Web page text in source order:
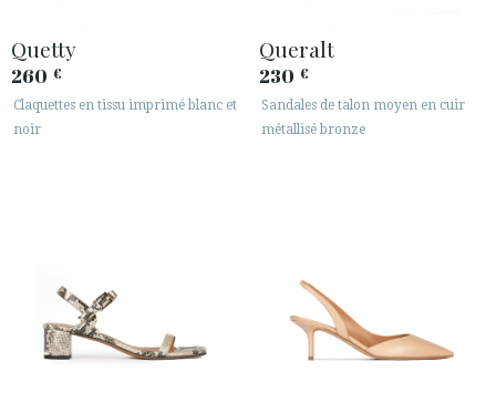
Quetty
260 €
Claquettes en tissu imprimé blanc et
noir
Queralt
230 €
Sandales de talon moyen en cuir
métallisé bronze